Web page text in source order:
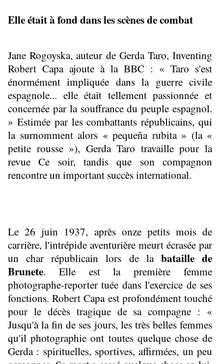
Elle était à fond dans les scènes de combat
Jane Rogoyska, auteur de Gerda Taro, Inventing
Robert Capa ajoute à la BBC : « Taro s'est
énormément impliquée dans la guerre civile
espagnole... elle était tellement passionnée et
concernée par la souffrance du peuple espagnol.
» Estimée par les combattants républicains, qui
la surnomment alors « pequeña rubita » (la «
petite rousse »), Gerda Taro travaille pour la
revue Ce soir, tandis que son compagnon
rencontre un important succès international.
Le 26 juin 1937, après onze petits mois de
carrière, l'intrépide aventurière meurt écrasée par
un char républicain lors de la bataille de
Brunete. Elle est la première femme
photographe-reporter tuée dans l'exercice de ses
fonctions. Robert Capa est profondément touché
pour le décès tragique de sa compagne : «
Jusqu'à la fin de ses jours, les très belles femmes
qu'il photographie ont toutes quelque chose de
Gerda : spirituelles, sportives, affirmées, un peu